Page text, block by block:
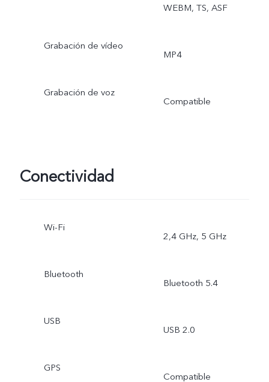
WEBM, TS, ASF
Grabación de vídeo
MP4
Grabación de voz
Compatible
Conectividad
Wi-Fi
2,4 GHz, 5 GHz
Bluetooth
Bluetooth 5.4
USB
USB 2.0
GPS
Compatible